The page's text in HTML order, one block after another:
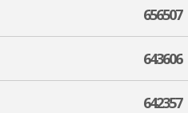
656507
643606
642357